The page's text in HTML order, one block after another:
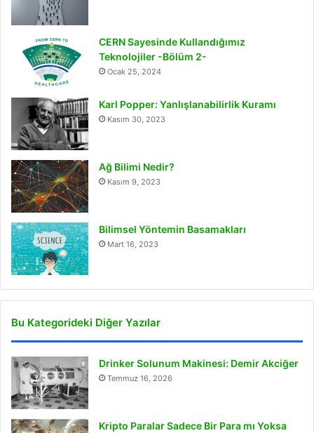
CERN Sayesinde Kullandığımız
Teknolojiler -Bölüm 2-
Ocak 25, 2024
Karl Popper: Yanlışlanabilirlik Kuramı
Kasım 30, 2023
Ağ Bilimi Nedir?
Kasım 9, 2023
Bilimsel Yöntemin Basamakları
Mart 16, 2023
Bu Kategorideki Diğer Yazılar
Drinker Solunum Makinesi: Demir Akciğer
Temmuz 16, 2026
Kripto Paralar Sadece Bir Para mı Yoksa